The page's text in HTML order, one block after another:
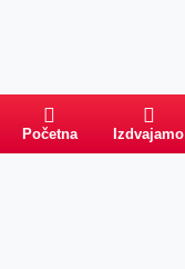
Početna Izdvajamo